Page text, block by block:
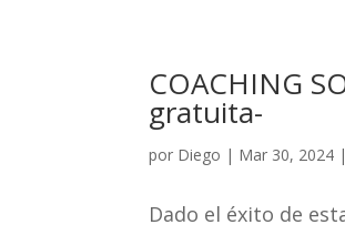
COACHING
gratuita-
por Diego | Mar 30, 2024
Dado el éxito de